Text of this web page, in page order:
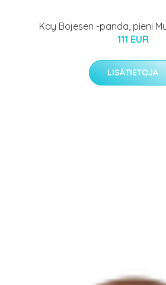
Kay Bojesen -panda, pieni
111 EUR
LISÄTIETOJA